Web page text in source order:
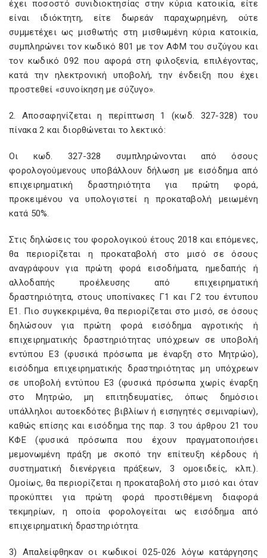
έχει ποσοστό συνιδιοκτησίας στην κύρια κατοικία, είτε
είναι ιδιόκτητη, είτε δωρεάν παραχωρημένη, ούτε
συμμετέχει ως μισθωτής στη μισθωμένη κύρια κατοικία,
συμπληρώνει τον κωδικό 801 με τον ΑΦΜ του συζύγου και
τον κωδικό 092 που αφορά στη φιλοξενία, επιλέγοντας,
κατά την ηλεκτρονική υποβολή, την ένδειξη που έχει
προστεθεί «συνοίκηση με σύζυγο».
2. Αποσαφηνίζεται η περίπτωση 1 (κωδ. 327-328) του
πίνακα 2 και διορθώνεται το λεκτικό:
Οι κωδ. 327-328 συμπληρώνονται από όσους
φορολογούμενους υποβάλλουν δήλωση με εισόδημα από
επιχειρηματική δραστηριότητα για πρώτη φορά,
προκειμένου να υπολογιστεί η προκαταβολή μειωμένη
κατά 50%.
Στις δηλώσεις του φορολογικού έτους 2018 και επόμενες,
θα περιορίζεται η προκαταβολή στο μισό σε όσους
αναγράφουν για πρώτη φορά εισοδήματα, ημεδαπής ή
αλλοδαπής προέλευσης από επιχειρηματική
δραστηριότητα, στους υποπίνακες Γ1 και Γ2 του έντυπου
Ε1. Πιο συγκεκριμένα, θα περιορίζεται στο μισό, σε όσους
δηλώσουν για πρώτη φορά εισόδημα αγροτικής ή
επιχειρηματικής δραστηριότητας υπόχρεων σε υποβολή
εντύπου Ε3 (φυσικά πρόσωπα με έναρξη στο Μητρώο),
εισόδημα επιχειρηματικής δραστηριότητας μη υπόχρεων
σε υποβολή εντύπου Ε3 (φυσικά πρόσωπα χωρίς έναρξη
στο Μητρώο, μη επιτηδευματίες, όπως δημόσιοι
υπάλληλοι αυτοεκδότες βιβλίων ή εισηγητές σεμιναρίων),
καθώς επίσης και εισόδημα της παρ. 3 του άρθρου 21 του
ΚΦΕ (φυσικά πρόσωπα που έχουν πραγματοποιήσει
μεμονωμένη πράξη με σκοπό την επίτευξη κέρδους ή
συστηματική διενέργεια πράξεων, 3 ομοειδείς, κλπ.).
Ομοίως, θα περιορίζεται η προκαταβολή στο μισό και όταν
προκύπτει για πρώτη φορά προστιθέμενη διαφορά
τεκμηρίων, η οποία φορολογείται ως εισόδημα από
επιχειρηματική δραστηριότητα.
3) Απαλείφθηκαν οι κωδικοί 025-026 λόγω κατάργησης